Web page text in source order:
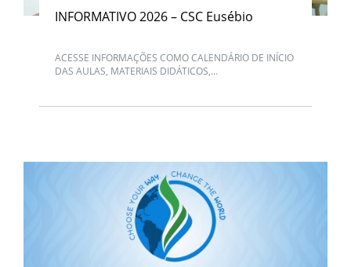
INFORMATIVO 2026 – CSC Eusébio
ACESSE INFORMAÇÕES COMO CALENDÁRIO DE INÍCIO
DAS AULAS, MATERIAIS DIDÁTICOS,...